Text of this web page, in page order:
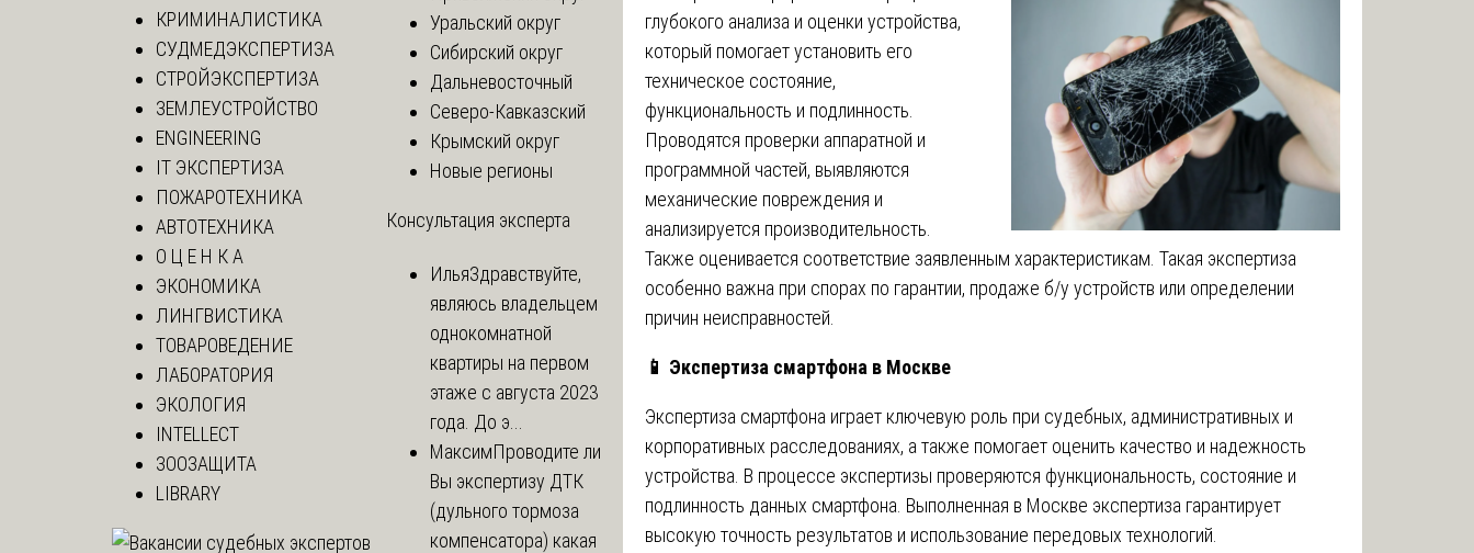
глубокого анализа и оценки устройства,
который помогает установить его
техническое состояние,
функциональность и подлинность.
Проводятся проверки аппаратной и
программной частей, выявляются
механические повреждения и
анализируется производительность.
Также оценивается соответствие заявленным характеристикам. Такая экспертиза
особенно важна при спорах по гарантии, продаже б/у устройств или определении
причин неисправностей.
📱 Экспертиза смартфона в Москве
Экспертиза смартфона играет ключевую роль при судебных, административных и
корпоративных расследованиях, а также помогает оценить качество и надежность
устройства. В процессе экспертизы проверяются функциональность, состояние и
подлинность данных смартфона. Выполненная в Москве экспертиза гарантирует
высокую точность результатов и использование передовых технологий.
КРИМИНАЛИСТИКА
СУДМЕДЭКСПЕРТИЗА
СТРОЙЭКСПЕРТИЗА
ЗЕМЛЕУСТРОЙСТВО
ENGINEERING
IT ЭКСПЕРТИЗА
ПОЖАРОТЕХНИКА
АВТОТЕХНИКА
О Ц Е Н К А
ЭКОНОМИКА
ЛИНГВИСТИКА
ТОВАРОВЕДЕНИЕ
ЛАБОРАТОРИЯ
ЭКОЛОГИЯ
INTELLECT
ЗООЗАЩИТА
LIBRARY
Уральский округ
Сибирский округ
Дальневосточный
Северо-Кавказский
Крымский округ
Новые регионы
Консультация эксперта
ИльяЗдравствуйте,
являюсь владельцем
однокомнатной
квартиры на первом
этаже с августа 2023
года. До э...
МаксимПроводите ли
Вы экспертизу ДТК
(дульного тормоза
компенсатора) какая